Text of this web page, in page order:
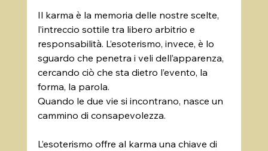
Il karma è la memoria delle nostre scelte,
l’intreccio sottile tra libero arbitrio e
responsabilità. L’esoterismo, invece, è lo
sguardo che penetra i veli dell’apparenza,
cercando ciò che sta dietro l’evento, la
forma, la parola.
Quando le due vie si incontrano, nasce un
cammino di consapevolezza.
L’esoterismo offre al karma una chiave di